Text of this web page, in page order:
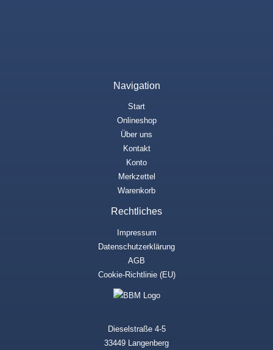
Navigation
Start
Onlineshop
Über uns
Kontakt
Konto
Merkzettel
Warenkorb
Rechtliches
Impressum
Datenschutzerklärung
AGB
Cookie-Richtlinie (EU)
Dieselstraße 4-5
33449 Langenberg